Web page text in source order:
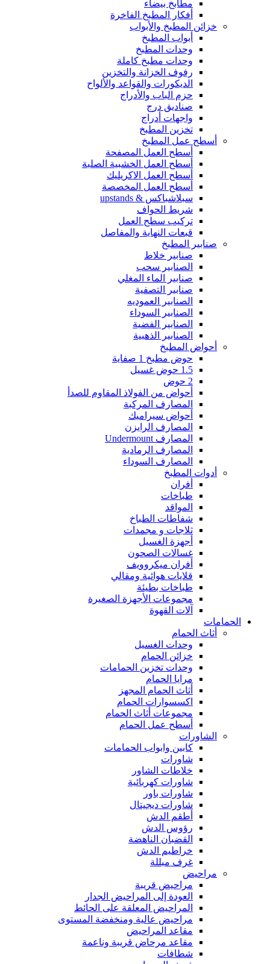
مطابخ بيضاء
أفكار المطبخ الفاخرة
خزائن المطبخ والأبواب
أبواب المطبخ
وحدات المطبخ
وحدات مطبخ كاملة
رفوف الخزانة والتخزين
الديكورات والقواعد والألواح
حزم الباب والأدراج
صناديق درج
واجهات أدراج
تخزين المطبخ
أسطح عمل المطبخ
أسطح العمل المصفحة
أسطح العمل الخشبية الصلبة
أسطح العمل الاكريليك
أسطح العمل المخصصة
سبلاشباكس & upstands
شريط الحواف
تركيب سطح العمل
قبعات النهاية والمفاصل
صنابير المطبخ
صنابير خلاط
الصنابير سحب
صنابير الماء المغلي
صنابير التصفية
الصنابير العموديه
الصنابير السوداء
الصنابير الفضية
الصنابير الذهبية
أحواض المطبخ
حوض مطبخ 1 صفاية
1.5 حوض غسيل
2 حوض
أحواض من الفولاذ المقاوم للصدأ
المصارف المركبة
أحواض سيراميك
المصارف الرايزن
المصارف Undermount
المصارف الرمادية
المصارف السوداء
أدوات المطبخ
أفران
طباخات
المواقد
شفاطات الطباخ
ثلاجات و مجمدات
أجهزة الغسيل
غسالات الصحون
أفران ميكروويف
قلايات هوائية ومقالي
طباخات بطيئة
مجموعات الأجهزة الصغيرة
آلات القهوة
الحمامات
أثاث الحمام
وحدات الغسيل
خزائن الحمام
وحدات تخزين الحمامات
مرايا الحمام
أثاث الحمام المجهز
اكسسوارات الحمام
مجموعات أثاث الحمام
أسطح عمل الحمام
الشاورات
كابين وابواب الحمامات
شاورات
خلاطات الشاور
شاورات كهربائية
شاورات باور
شاورات ديجيتال
أطقم الدش
رؤوس الدش
القضبان الناهضة
خراطيم الدش
غرف مبللة
مراحيض
مراحيض قريبة
العودة إلى المراحيض الجدار
المراحيض المعلقة على الحائط
مراحيض عالية ومنخفضة المستوى
مقاعد المراحيض
مقاعد مرحاض قريبة وناعمة
شطافات